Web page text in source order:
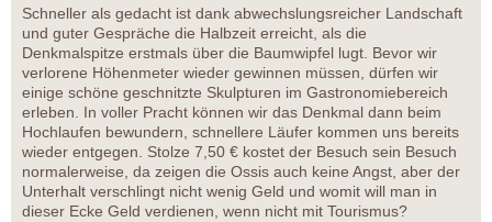
Schneller als gedacht ist dank abwechslungsreicher Landschaft
und guter Gespräche die Halbzeit erreicht, als die
Denkmalspitze erstmals über die Baumwipfel lugt. Bevor wir
verlorene Höhenmeter wieder gewinnen müssen, dürfen wir
einige schöne geschnitzte Skulpturen im Gastronomiebereich
erleben. In voller Pracht können wir das Denkmal dann beim
Hochlaufen bewundern, schnellere Läufer kommen uns bereits
wieder entgegen. Stolze 7,50 € kostet der Besuch sein Besuch
normalerweise, da zeigen die Ossis auch keine Angst, aber der
Unterhalt verschlingt nicht wenig Geld und womit will man in
dieser Ecke Geld verdienen, wenn nicht mit Tourismus?